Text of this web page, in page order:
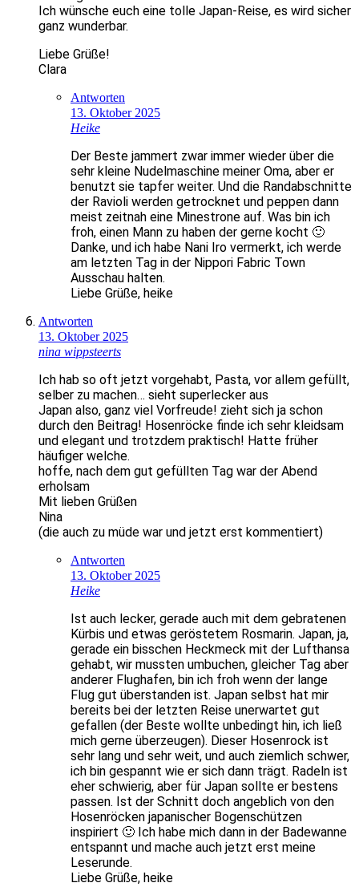
Ich wünsche euch eine tolle Japan-Reise, es wird sicher
ganz wunderbar.
Liebe Grüße!
Clara
Antworten
13. Oktober 2025
Heike
Der Beste jammert zwar immer wieder über die
sehr kleine Nudelmaschine meiner Oma, aber er
benutzt sie tapfer weiter. Und die Randabschnitte
der Ravioli werden getrocknet und peppen dann
meist zeitnah eine Minestrone auf. Was bin ich
froh, einen Mann zu haben der gerne kocht 🙂
Danke, und ich habe Nani Iro vermerkt, ich werde
am letzten Tag in der Nippori Fabric Town
Ausschau halten.
Liebe Grüße, heike
Antworten
13. Oktober 2025
nina wippsteerts
Ich hab so oft jetzt vorgehabt, Pasta, vor allem gefüllt,
selber zu machen… sieht superlecker aus
Japan also, ganz viel Vorfreude! zieht sich ja schon
durch den Beitrag! Hosenröcke finde ich sehr kleidsam
und elegant und trotzdem praktisch! Hatte früher
häufiger welche.
hoffe, nach dem gut gefüllten Tag war der Abend
erholsam
Mit lieben Grüßen
Nina
(die auch zu müde war und jetzt erst kommentiert)
Antworten
13. Oktober 2025
Heike
Ist auch lecker, gerade auch mit dem gebratenen
Kürbis und etwas geröstetem Rosmarin. Japan, ja,
gerade ein bisschen Heckmeck mit der Lufthansa
gehabt, wir mussten umbuchen, gleicher Tag aber
anderer Flughafen, bin ich froh wenn der lange
Flug gut überstanden ist. Japan selbst hat mir
bereits bei der letzten Reise unerwartet gut
gefallen (der Beste wollte unbedingt hin, ich ließ
mich gerne überzeugen). Dieser Hosenrock ist
sehr lang und sehr weit, und auch ziemlich schwer,
ich bin gespannt wie er sich dann trägt. Radeln ist
eher schwierig, aber für Japan sollte er bestens
passen. Ist der Schnitt doch angeblich von den
Hosenröcken japanischer Bogenschützen
inspiriert 🙂 Ich habe mich dann in der Badewanne
entspannt und mache auch jetzt erst meine
Leserunde.
Liebe Grüße, heike